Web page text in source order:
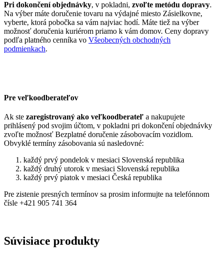
Pri dokončení objednávky, v pokladni, zvoľte metódu dopravy.
Na výber máte doručenie tovaru na výdajné miesto Zásielkovne,
vyberte, ktorá pobočka sa vám najviac hodí. Máte tiež na výber
možnosť doručenia kuriérom priamo k vám domov. Ceny dopravy
podľa platného cenníka vo Všeobecných obchodných
podmienkach.
Pre veľkoodberateľov
Ak ste zaregistrovaný ako veľkoodberateľ a nakupujete
prihlásený pod svojim účtom, v pokladni pri dokončení objednávky
zvoľte možnosť Bezplatné doručenie zásobovacím vozidlom.
Obvyklé termíny zásobovania sú nasledovné:
každý prvý pondelok v mesiaci Slovenská republika
každý druhý utorok v mesiaci Slovenská republika
každý prvý piatok v mesiaci Česká republika
Pre zistenie presných termínov sa prosim informujte na telefónnom
čísle +421 905 741 364
Súvisiace produkty